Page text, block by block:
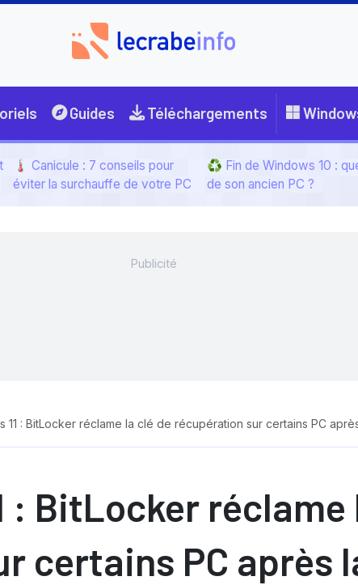
Guides Téléchargements
🌡️ Canicule : 7 conseils pour
éviter la surchauffe de votre PC
♻️ Fin de Windows 10 :
de son ancien PC ?
11 : BitLocker réclame la clé de récupération sur certains PC
: BitLocker réclame
certains PC après